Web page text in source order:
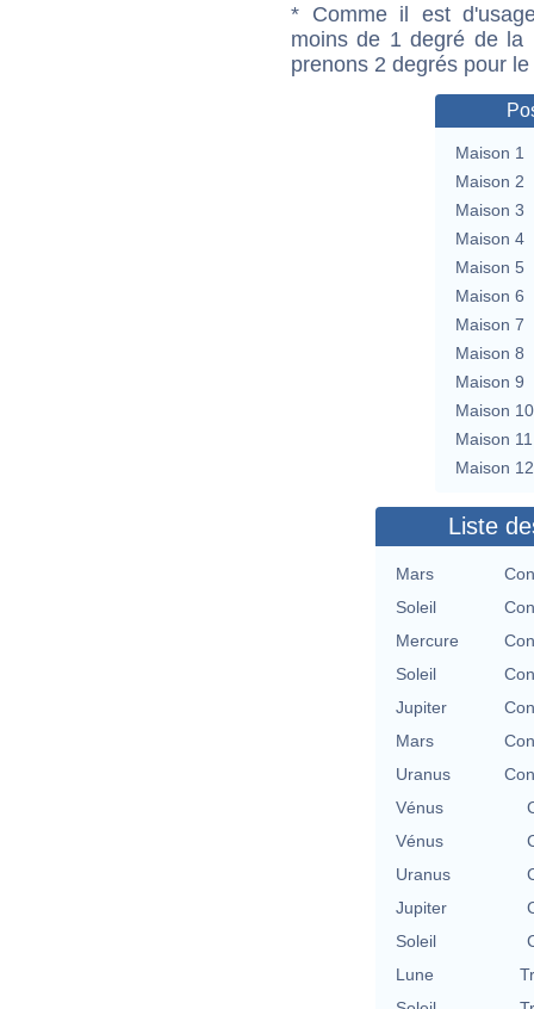
* Comme il est
moins de 1 degré de la
prenons 2 degrés pour
Maison 1
Maison 2
Maison 3
Maison 4
Maison 5
Maison 6
Maison 7
Maison 8
Maison 9
Maison 10
Maison 11
Maison 12
Liste
Mars
Soleil
Mercure
Soleil
Jupiter
Mars
Uranus
Vénus
Vénus
Uranus
Jupiter
Soleil
Lune